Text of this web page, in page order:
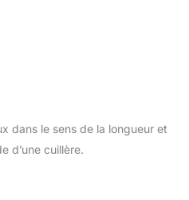
dans le sens de la longueur et
d’une cuillère.